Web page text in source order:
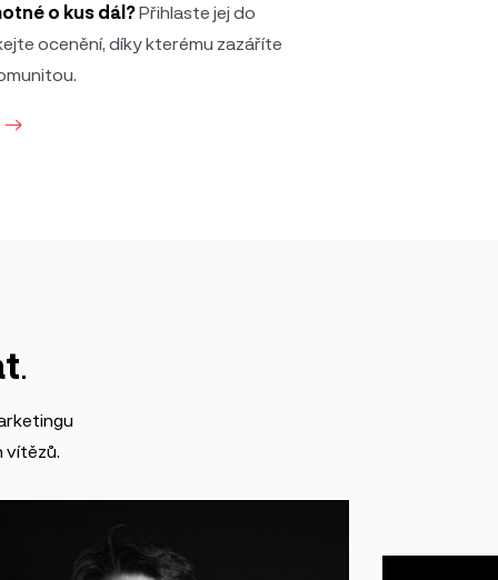
o kus dál?Přihlaste jej do
ocenění, díky kterému zazáříte
.